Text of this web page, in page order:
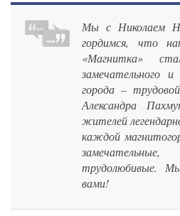
Мы с Николаем
гордимся, что
«Магнитка»
замечательного
города –
Александра
жителей
каждой
трудолюбивые.
вами!